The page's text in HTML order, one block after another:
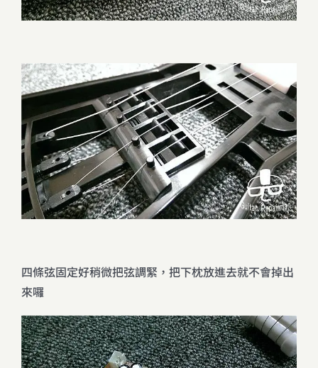
四條弦固定好稍微把弦調緊，把下枕放進去就不會掉出
來囉